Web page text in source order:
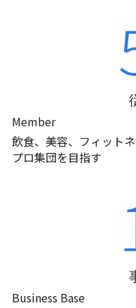
Member
飲食、美容、フィット
プロ集団を目指す
Business Base